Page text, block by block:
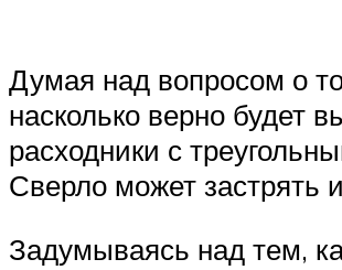
Думая над вопросом о
насколько верно будет
расходники с
Сверло может застрять
Задумываясь над тем,